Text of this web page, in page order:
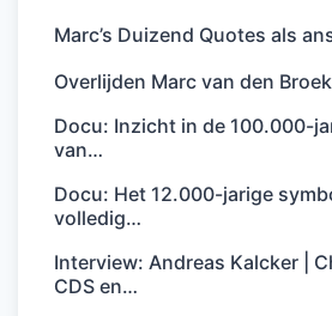
Marc’s Duizend Quotes als
Overlijden Marc van den Broek
Docu: Inzicht in de 100.000-
van…
Docu: Het 12.000-jarige
volledig…
Interview: Andreas Kalcker |
CDS en…